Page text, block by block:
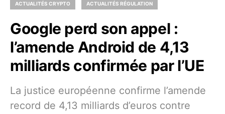
ACTUALITÉS CRYPTO ACTUALITÉS RÉGULATION
Google perd son appel :
l’amende Android de 4,13
milliards confirmée par l’UE
La justice européenne confirme l’amende
record de 4,13 milliards d’euros contre